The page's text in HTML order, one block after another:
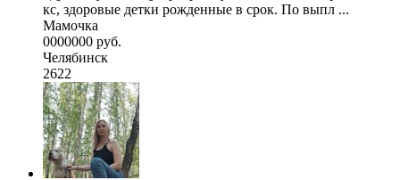
кс, здоровые детки рожденные в срок. По выпл ...
Мамочка
0000000 руб.
Челябинск
2622